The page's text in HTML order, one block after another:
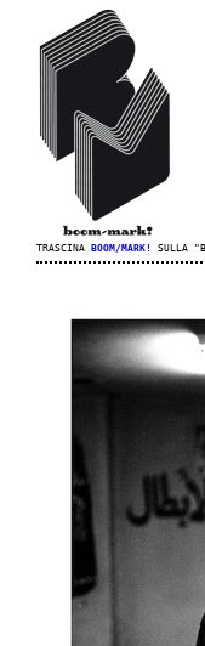
TRASCINA BOOM/MARK! SULLA